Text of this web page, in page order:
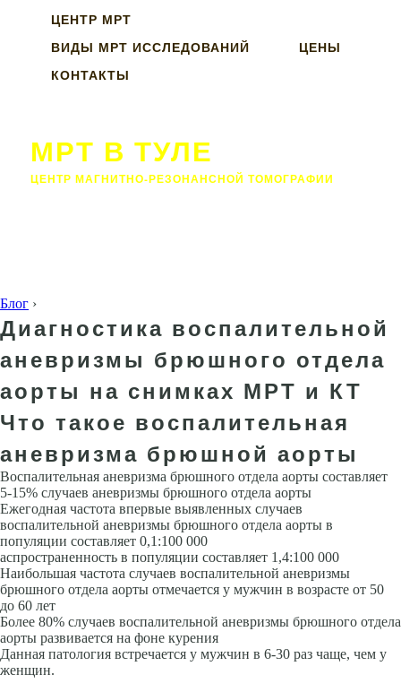
ЦЕНТР МРТ
ВИДЫ МРТ ИССЛЕДОВАНИЙ
ЦЕНЫ
КОНТАКТЫ
МРТ В ТУЛЕ
ЦЕНТР МАГНИТНО-РЕЗОНАНСНОЙ ТОМОГРАФИИ
Блог ›
Диагностика воспалительной
аневризмы брюшного отдела
аорты на снимках МРТ и КТ
Что такое воспалительная
аневризма брюшной аорты
Воспалительная аневризма брюшного отдела аорты составляет
5-15% случаев аневризмы брюшного отдела аорты
Ежегод­ная частота впервые выявленных случаев
воспалительной аневризмы брюшного отдела аорты в
популяции составляет 0,1:100 000
аспространенность в популяции составляет 1,4:100 000
Наибольшая частота случаев воспалительной аневризмы
брюшного отдела аорты отмечается у мужчин в воз­расте от 50
до 60 лет
Более 80% случаев воспалительной аневризмы брюшного отдела
аорты развивается на фоне курения
Данная патология встречается у мужчин в 6-30 раз чаще, чем у
женщин.